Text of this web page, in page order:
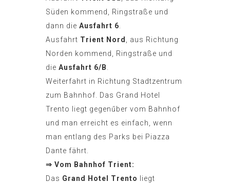
Süden kommend, Ringstraße und
dann die Ausfahrt 6
Ausfahrt Trient Nord
, aus Richtung
Norden kommend, Ringstraße und
die Ausfahrt 6/B
Weiterfahrt in Richtung Stadtzentrum
zum Bahnhof. Das Grand Hotel
Trento liegt gegenűber vom Bahnhof
und man erreicht es einfach, wenn
man entlang des Parks bei Piazza
Dante fährt.
⇒ Vom Bahnhof Trient:
Das Grand Hotel Trento
liegt